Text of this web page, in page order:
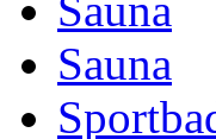
Sauna